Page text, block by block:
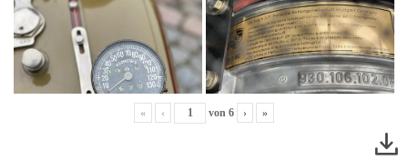
« ‹ von 6 › »